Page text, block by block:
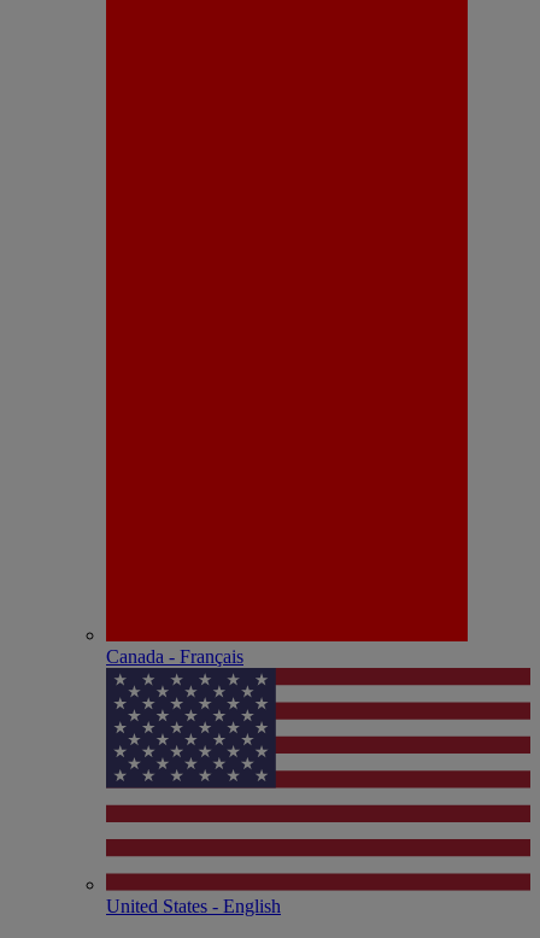
Canada - Français
United States - English